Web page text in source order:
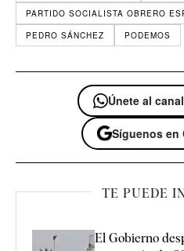
PARTIDO SOCIALISTA OBRERO
PEDRO SÁNCHEZ
PODEMOS
Únete al
Síguenos en
TE PUEDE
El Gobierno